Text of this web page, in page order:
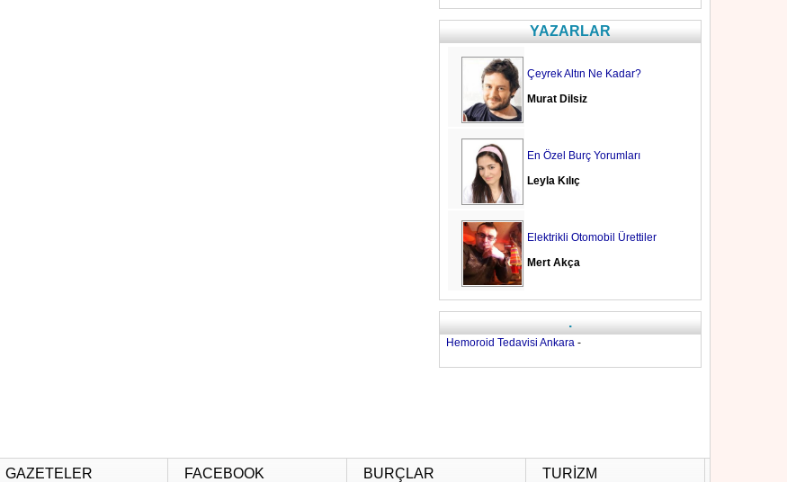
YAZARLAR
Çeyrek Altın Ne Kadar?
Murat Dilsiz
En Özel Burç Yorumları
Leyla Kılıç
Elektrikli Otomobil Ürettiler
Mert Akça
.
Hemoroid Tedavisi Ankara -
GAZETELER FACEBOOK BURÇLAR TURİZM